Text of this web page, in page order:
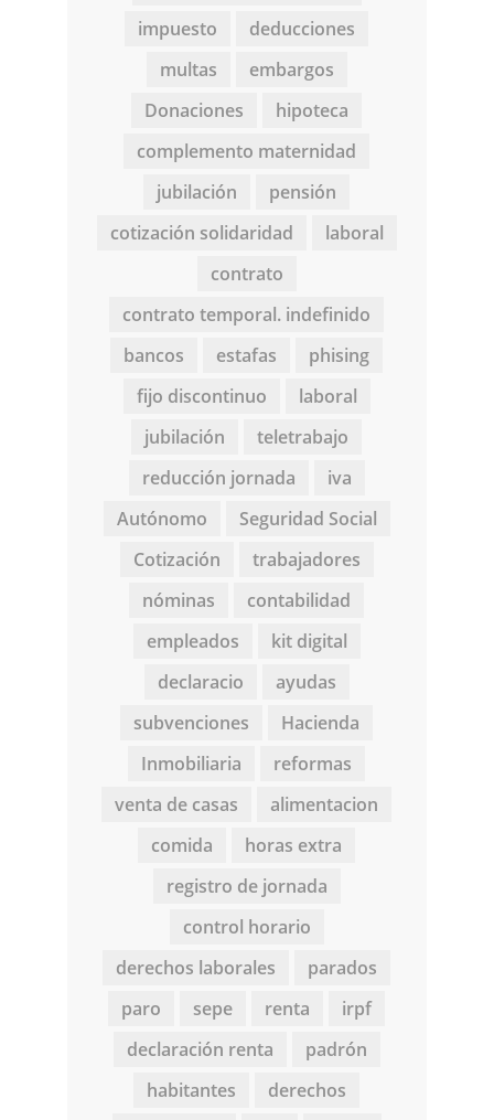
impuesto
deducciones
multas
embargos
Donaciones
hipoteca
complemento maternidad
jubilación
pensión
cotización solidaridad
laboral
contrato
contrato temporal. indefinido
bancos
estafas
phising
fijo discontinuo
laboral
jubilación
teletrabajo
reducción jornada
iva
Autónomo
Seguridad Social
Cotización
trabajadores
nóminas
contabilidad
empleados
kit digital
declaracio
ayudas
subvenciones
Hacienda
Inmobiliaria
reformas
venta de casas
alimentacion
comida
horas extra
registro de jornada
control horario
derechos laborales
parados
paro
sepe renta
irpf
declaración renta
padrón
habitantes
derechos